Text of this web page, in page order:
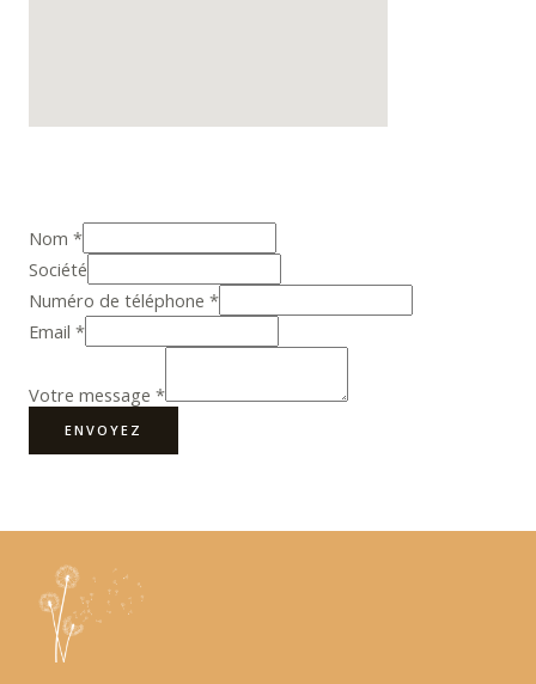
Nom *
Société
Numéro de téléphone *
Email *
Votre message *
ENVOYEZ